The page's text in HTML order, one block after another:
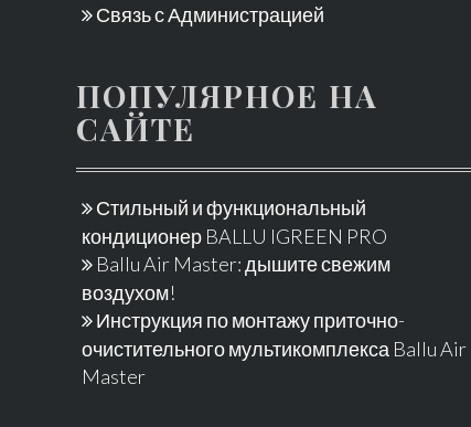
Связь с Администрацией
ПОПУЛЯРНОЕ НА
САЙТЕ
Стильный и функциональный
кондиционер BALLU IGREEN PRO
Ballu Air Master: дышите свежим
воздухом!
Инструкция по монтажу приточно-
очистительного мультикомплекса Ballu Air
Master